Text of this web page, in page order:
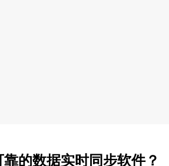
的数据实时同步软件？